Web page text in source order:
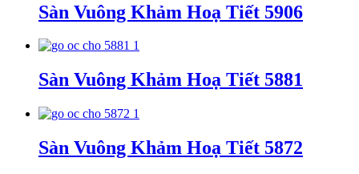
Sàn Vuông Khảm Hoạ Tiết 5906
Sàn Vuông Khảm Hoạ Tiết 5881
Sàn Vuông Khảm Hoạ Tiết 5872